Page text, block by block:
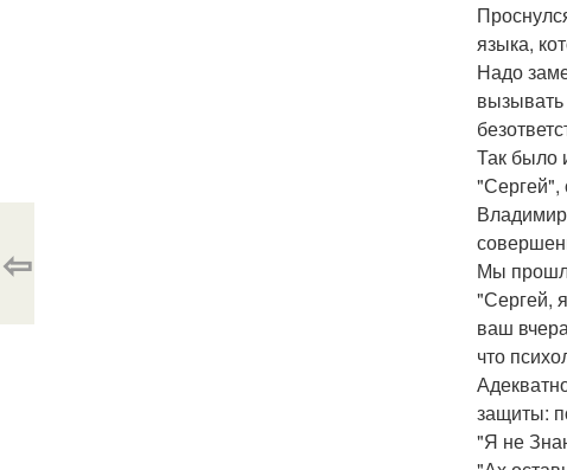
языка,
Надо
вызывать
Так было
"Сергей",
Мы
"Сергей,
ваш
что
защиты:
"Я не
⇦